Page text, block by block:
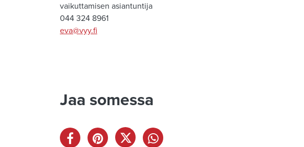
vaikuttamisen asiantuntija
044 324 8961
eva@vyy.fi
Jaa somessa